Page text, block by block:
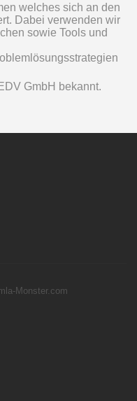
welches sich an den
Dabei verwenden wir
sowie Tools und
GmbH bekannt.
Monster.com